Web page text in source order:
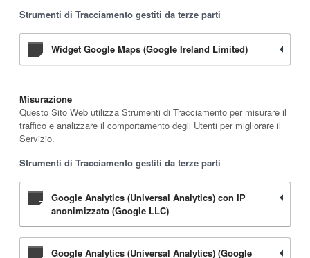
Strumenti di Tracciamento gestiti da terze parti
Widget Google Maps (Google Ireland Limited)
Misurazione
Questo Sito Web utilizza Strumenti di Tracciamento per misurare il
traffico e analizzare il comportamento degli Utenti per migliorare il
Servizio.
Strumenti di Tracciamento gestiti da terze parti
Google Analytics (Universal Analytics) con IP
anonimizzato (Google LLC)
Google Analytics (Universal Analytics) (Google